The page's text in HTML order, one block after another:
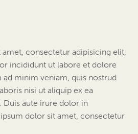
consectetur adipisicing elit,
incididunt ut labore et dolore
ad minim veniam, quis nostrud
nisi ut aliquip ex ea
aute irure dolor in
dolor sit amet, consectetur